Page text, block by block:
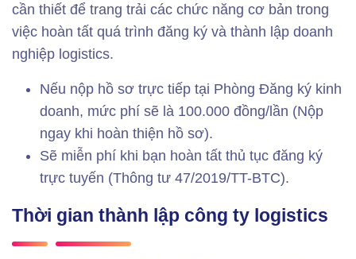
cần thiết để trang trải các chức năng cơ bản trong
việc hoàn tất quá trình đăng ký và thành lập doanh
nghiệp logistics.
Nếu nộp hồ sơ trực tiếp tại Phòng Đăng ký kinh
doanh, mức phí sẽ là 100.000 đồng/lần (Nộp
ngay khi hoàn thiện hồ sơ).
Sẽ miễn phí khi bạn hoàn tất thủ tục đăng ký
trực tuyến (Thông tư 47/2019/TT-BTC).
Thời gian thành lập công ty logistics